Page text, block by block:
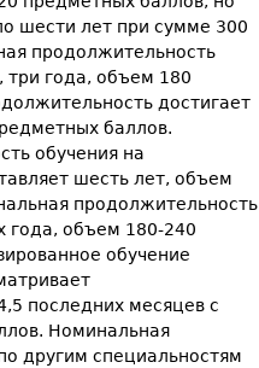
шести лет при сумме 300
продолжительность
три года, объем 180
достигает
баллов.
обучения на
шесть лет, объем
продолжительность
года, объем 180-240
обучение
последних месяцев с
Номинальная
другим специальностям